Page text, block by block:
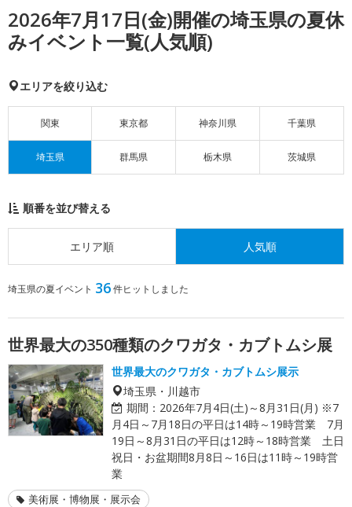
2026年7月17日(金)開催の埼玉県の夏休
みイベント一覧(人気順)
エリアを絞り込む
関東 東京都 神奈川県 千葉県
埼玉県 群馬県 栃木県 茨城県
順番を並び替える
エリア順 人気順
埼玉県の夏イベント 36件ヒットしました
世界最大の350種類のクワガタ・カブトムシ展
世界最大のクワガタ・カブトムシ展示
埼玉県・川越市
期間： 2026年7月4日(土)～8月31日(月) ※7
月4日～7月18日の平日は14時～19時営業 7月
19日～8月31日の平日は12時～18時営業 土日
祝日・お盆期間8月8日～16日は11時～19時営
業
美術展・博物展・展示会